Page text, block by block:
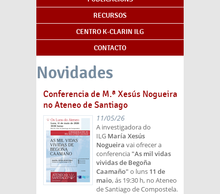
RECURSOS
CENTRO K-CLARIN ILG
CONTACTO
Novidades
Conferencia de M.ª Xesús Nogueira
no Ateneo de Santiago
11/05/26
A investigadora do
ILG María Xesús
Nogueira vai ofrecer a
conferencia "As mil vidas
vividas de Begoña
Caamaño" o luns 11 de
maio, ás 19:30 h, no Ateneo
de Santiago de Compostela.